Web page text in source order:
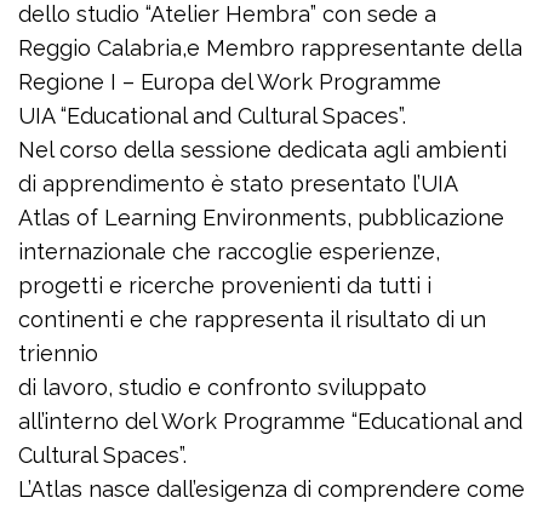
dello studio “Atelier Hembra” con sede a
Reggio Calabria,e Membro rappresentante della
Regione I – Europa del Work Programme
UIA “Educational and Cultural Spaces”.
Nel corso della sessione dedicata agli ambienti
di apprendimento è stato presentato l’UIA
Atlas of Learning Environments, pubblicazione
internazionale che raccoglie esperienze,
progetti e ricerche provenienti da tutti i
continenti e che rappresenta il risultato di un
triennio
di lavoro, studio e confronto sviluppato
all’interno del Work Programme “Educational and
Cultural Spaces”.
L’Atlas nasce dall’esigenza di comprendere come